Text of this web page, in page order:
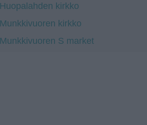
Huopalahden kirkko
Munkkivuoren kirkko
Munkkivuoren S market